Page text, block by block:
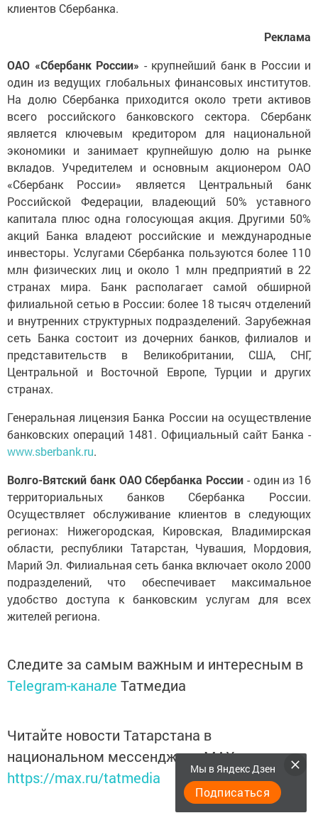
клиентов Сбербанка.
Реклама
ОАО «Сбербанк России» - крупнейший банк в России и
один из ведущих глобальных финансовых институтов.
На долю Сбербанка приходится около трети активов
всего российского банковского сектора. Сбербанк
является ключевым кредитором для национальной
экономики и занимает крупнейшую долю на рынке
вкладов. Учредителем и основным акционером ОАО
«Сбербанк России» является Центральный банк
Российской Федерации, владеющий 50% уставного
капитала плюс одна голосующая акция. Другими 50%
акций Банка владеют российские и международные
инвесторы. Услугами Сбербанка пользуются более 110
млн физических лиц и около 1 млн предприятий в 22
странах мира. Банк располагает самой обширной
филиальной сетью в России: более 18 тысяч отделений
и внутренних структурных подразделений. Зарубежная
сеть Банка состоит из дочерних банков, филиалов и
представительств в Великобритании, США, СНГ,
Центральной и Восточной Европе, Турции и других
странах.
Генеральная лицензия Банка России на осуществление
банковских операций 1481. Официальный сайт Банка -
www.sberbank.ru.
Волго-Вятский банк ОАО Сбербанка России - один из 16
территориальных банков Сбербанка России.
Осуществляет обслуживание клиентов в следующих
регионах: Нижегородская, Кировская, Владимирская
области, республики Татарстан, Чувашия, Мордовия,
Марий Эл. Филиальная сеть банка включает около 2000
подразделений, что обеспечивает максимальное
удобство доступа к банковским услугам для всех
жителей региона.
Следите за самым важным и интересным в
Telegram-канале Татмедиа
Читайте новости Татарстана в
национальном мессенджере MАХ:
https://max.ru/tatmedia
Мы в Яндекс Дзен
Подписаться